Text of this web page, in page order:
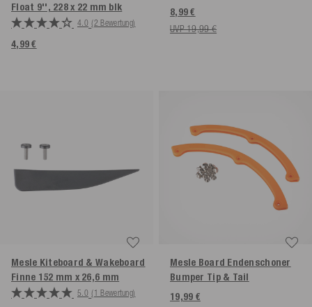
Float 9'', 228 x 22 mm blk
4.0 (2 Bewertung)
4,99 €
8,99 €
UVP 19,99 €
Mesle Kiteboard & Wakeboard
Finne 152 mm x 26,6 mm
5.0 (1 Bewertung)
Mesle Board Endenschoner
Bumper Tip & Tail
19,99 €